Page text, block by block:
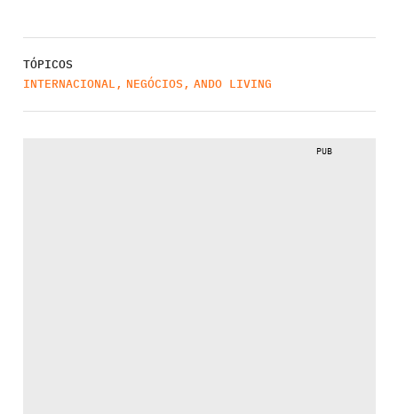
TÓPICOS
INTERNACIONAL , NEGÓCIOS , ANDO LIVING
PUB